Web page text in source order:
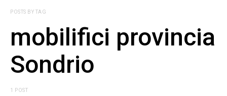
POSTS BY TAG
mobilifici provincia
Sondrio
1 POST